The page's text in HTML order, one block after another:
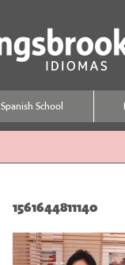
Spanish School
1561644811140